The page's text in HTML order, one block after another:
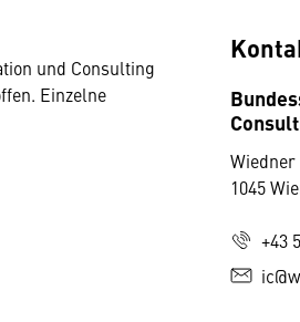
und Consulting
Einzelne
1045
+43